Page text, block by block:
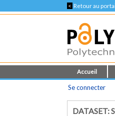
< Retour au
Accueil
Se connecter
DATASET: